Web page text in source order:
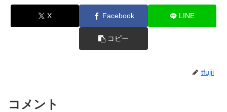
X Facebook LINE
コピー
tfujii
コメント